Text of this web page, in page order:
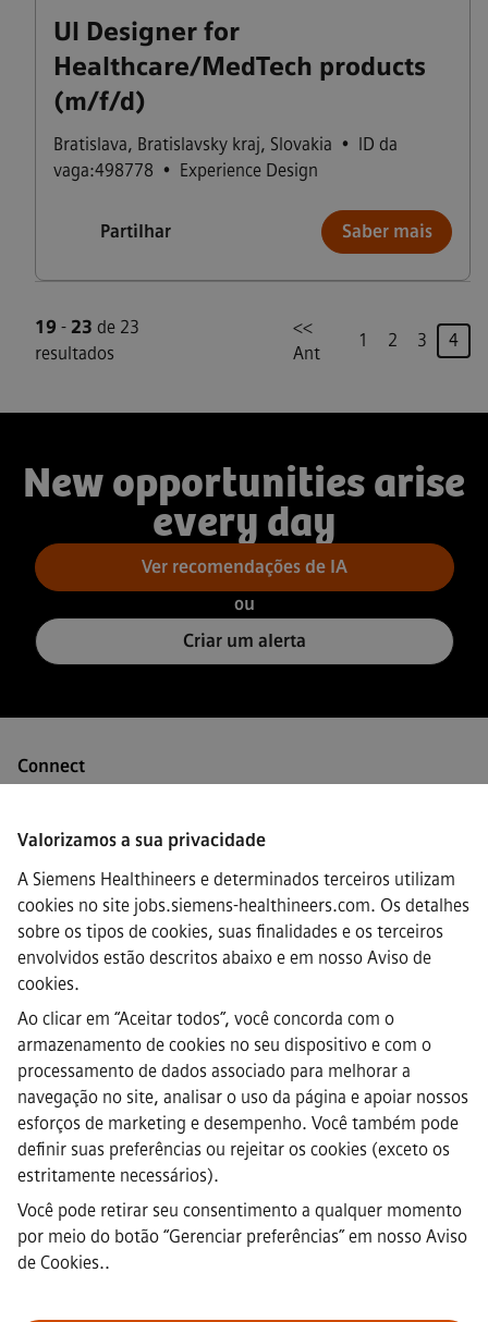
Valorizamos a sua privacidade
A Siemens Healthineers e determinados terceiros utilizam
cookies no site jobs.siemens-healthineers.com. Os detalhes
sobre os tipos de cookies, suas finalidades e os terceiros
envolvidos estão descritos abaixo e em nosso Aviso de
cookies.
Ao clicar em “Aceitar todos”, você concorda com o
armazenamento de cookies no seu dispositivo e com o
processamento de dados associado para melhorar a
navegação no site, analisar o uso da página e apoiar nossos
esforços de marketing e desempenho. Você também pode
definir suas preferências ou rejeitar os cookies (exceto os
estritamente necessários).
Você pode retirar seu consentimento a qualquer momento
por meio do botão “Gerenciar preferências” em nosso Aviso
de Cookies..
UI Designer for
Healthcare/MedTech products
(m/f/d)
Bratislava, Bratislavsky kraj, Slovakia • ID da
vaga:498778 • Experience Design
Partilhar Saber mais
19 - 23 de 23
resultados
<<
Ant
1 2 3 4
New opportunities arise
every day
Ver recomendações de IA
ou
Criar um alerta
Connect
Siemens Healthineers AG © 2026·
FAQs
·
Informação empresarial
·
Aviso de Cookies
·
Termos de uso
ID digital
·
Nota importante:A todos os candidatos a emprego que desejem
integrar a nossa equipa, informamos que a Siemens não solicita o